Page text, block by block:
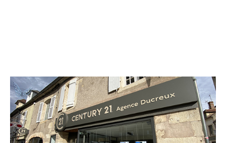
CENTURY 21 Agence Ducreux
2 rue Marié Davy
CLAMECY - 58500